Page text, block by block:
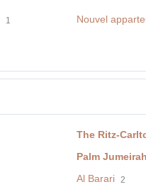
1 Nouvel
The Ritz-
Palm Jumeirah
Al Barari 2